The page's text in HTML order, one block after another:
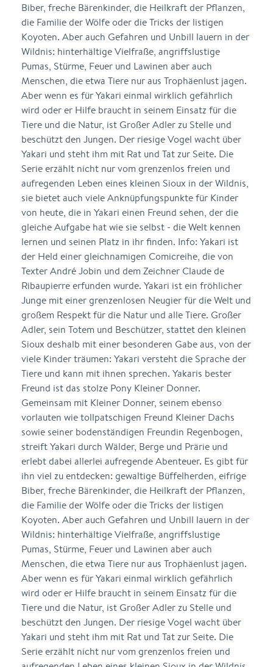
Biber, freche Bärenkinder, die Heilkraft der Pflanzen,
die Familie der Wölfe oder die Tricks der listigen
Koyoten. Aber auch Gefahren und Unbill lauern in der
Wildnis: hinterhältige Vielfraße, angriffslustige
Pumas, Stürme, Feuer und Lawinen aber auch
Menschen, die etwa Tiere nur aus Trophäenlust jagen.
Aber wenn es für Yakari einmal wirklich gefährlich
wird oder er Hilfe braucht in seinem Einsatz für die
Tiere und die Natur, ist Großer Adler zu Stelle und
beschützt den Jungen. Der riesige Vogel wacht über
Yakari und steht ihm mit Rat und Tat zur Seite. Die
Serie erzählt nicht nur vom grenzenlos freien und
aufregenden Leben eines kleinen Sioux in der Wildnis,
sie bietet auch viele Anknüpfungspunkte für Kinder
von heute, die in Yakari einen Freund sehen, der die
gleiche Aufgabe hat wie sie selbst - die Welt kennen
lernen und seinen Platz in ihr finden. Info: Yakari ist
der Held einer gleichnamigen Comicreihe, die von
Texter André Jobin und dem Zeichner Claude de
Ribaupierre erfunden wurde. Yakari ist ein fröhlicher
Junge mit einer grenzenlosen Neugier für die Welt und
großem Respekt für die Natur und alle Tiere. Großer
Adler, sein Totem und Beschützer, stattet den kleinen
Sioux deshalb mit einer besonderen Gabe aus, von der
viele Kinder träumen: Yakari versteht die Sprache der
Tiere und kann mit ihnen sprechen. Yakaris bester
Freund ist das stolze Pony Kleiner Donner.
Gemeinsam mit Kleiner Donner, seinem ebenso
vorlauten wie tollpatschigen Freund Kleiner Dachs
sowie seiner bodenständigen Freundin Regenbogen,
streift Yakari durch Wälder, Berge und Prärie und
erlebt dabei allerlei aufregende Abenteuer. Es gibt für
ihn viel zu entdecken: gewaltige Büffelherden, eifrige
Biber, freche Bärenkinder, die Heilkraft der Pflanzen,
die Familie der Wölfe oder die Tricks der listigen
Koyoten. Aber auch Gefahren und Unbill lauern in der
Wildnis: hinterhältige Vielfraße, angriffslustige
Pumas, Stürme, Feuer und Lawinen aber auch
Menschen, die etwa Tiere nur aus Trophäenlust jagen.
Aber wenn es für Yakari einmal wirklich gefährlich
wird oder er Hilfe braucht in seinem Einsatz für die
Tiere und die Natur, ist Großer Adler zu Stelle und
beschützt den Jungen. Der riesige Vogel wacht über
Yakari und steht ihm mit Rat und Tat zur Seite. Die
Serie erzählt nicht nur vom grenzenlos freien und